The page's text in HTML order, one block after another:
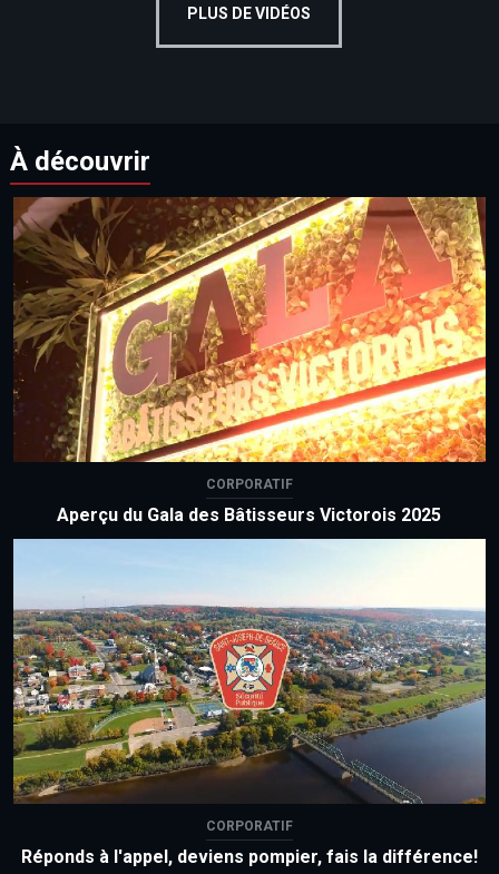
PLUS DE VIDÉOS
À découvrir
CORPORATIF
Aperçu du Gala des Bâtisseurs Victorois 2025
CORPORATIF
Réponds à l'appel, deviens pompier, fais la différence!